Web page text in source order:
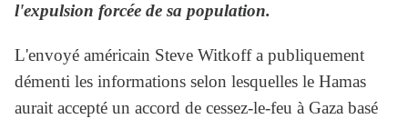
l'expulsion forcée de sa population.
L'envoyé américain Steve Witkoff a publiquement
démenti les informations selon lesquelles le Hamas
aurait accepté un accord de cessez-le-feu à Gaza basé